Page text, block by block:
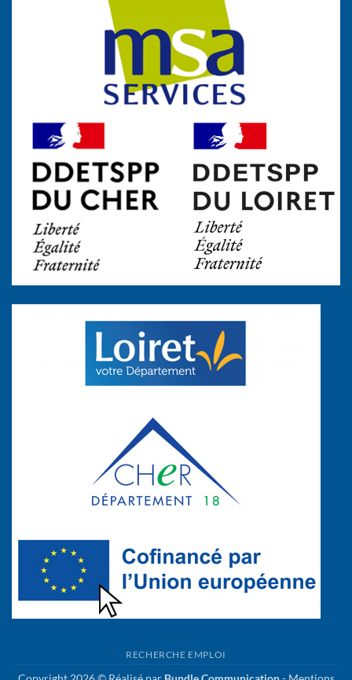
RECHERCHE EMPLOI